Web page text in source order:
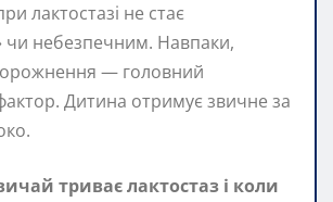
лактoстазі не стає
чи небезпечним. Навпаки,
— головний
Дитина отримує звичне за
триває лактoстаз і коли